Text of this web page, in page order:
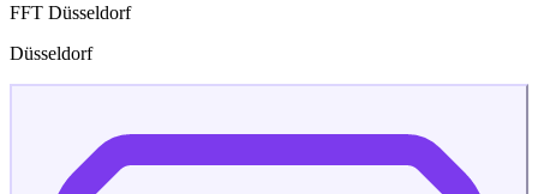
FFT Düsseldorf
Düsseldorf